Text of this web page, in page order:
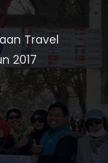
Travel
2017